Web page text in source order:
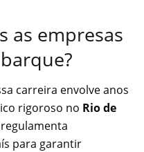
as empresas
carreira envolve anos
rigoroso no Rio de
regulamenta
para garantir